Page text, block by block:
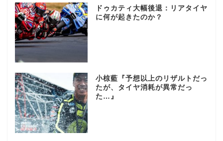
ドゥカティ大幅後退：リアタイヤ
に何が起きたのか？
小椋藍『予想以上のリザルトだっ
たが、タイヤ消耗が異常だっ
た…』